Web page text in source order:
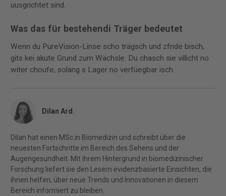
uusgrichtet sind.
Was das für bestehendi Träger bedeutet
Wenn du PureVision-Linse scho trägsch und zfride bisch,
gits kei akute Grund zum Wächsle. Du chasch sie villicht no
witer choufe, solang s Lager no verfüegbar isch.
Dilan Ard.
Dilan hat einen MSc in Biomedizin und schreibt über die
neuesten Fortschritte im Bereich des Sehens und der
Augengesundheit. Mit ihrem Hintergrund in biomedizinischer
Forschung liefert sie den Lesern evidenzbasierte Einsichten, die
ihnen helfen, über neue Trends und Innovationen in diesem
Bereich informiert zu bleiben.